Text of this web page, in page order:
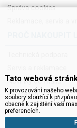
Správa cookies
Novinky do mailu
Ke stažení
Tato webová
K provozování našeho
soubory sloužící k
obecně k zajištění vaší
preferencích.